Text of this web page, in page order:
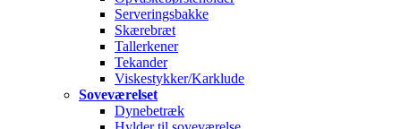
Serveringsbakke
Skærebræt
Tallerkener
Tekander
Viskestykker/Karklude
Soveværelset
Dynebetræk